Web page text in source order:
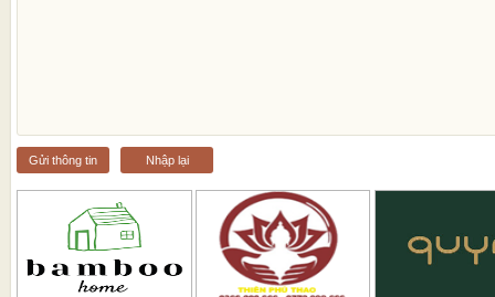
Gửi thông tin Nhập lại